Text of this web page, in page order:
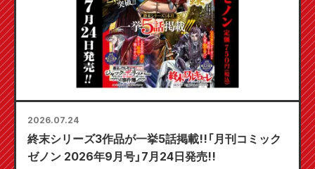
2026.07.24
終末シリーズ3作品が一挙5話掲載!!「月刊コミック
ゼノン 2026年9月号」7月24日発売!!